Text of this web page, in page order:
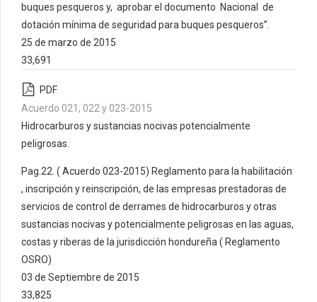
buques pesqueros y, aprobar el documento Nacional de
dotación mínima de seguridad para buques pesqueros”.
25 de marzo de 2015
33,691
PDF
Acuerdo 021, 022 y 023-2015
Hidrocarburos y sustancias nocivas potencialmente
peligrosas.
Pag.22. ( Acuerdo 023-2015) Reglamento para la habilitación
, inscripción y reinscripción, de las empresas prestadoras de
servicios de control de derrames de hidrocarburos y otras
sustancias nocivas y potencialmente peligrosas en las aguas,
costas y riberas de la jurisdicción hondureña ( Reglamento
OSRO)
03 de Septiembre de 2015
33,825